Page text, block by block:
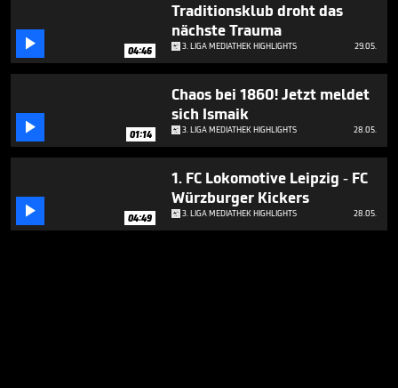
 04:46
Traditionsklub droht das
nächste Trauma
3. LIGA MEDIATHEK HIGHLIGHTS 29.05.
 01:14
Chaos bei 1860! Jetzt meldet
sich Ismaik
3. LIGA MEDIATHEK HIGHLIGHTS 28.05.
 04:49
1. FC Lokomotive Leipzig - FC
Würzburger Kickers
3. LIGA MEDIATHEK HIGHLIGHTS 28.05.